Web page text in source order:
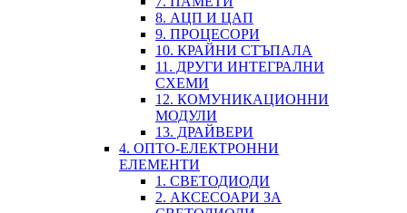
8. АЦП И ЦАП
9. ПРОЦЕСОРИ
10. КРАЙНИ СТЪПАЛА
11. ДРУГИ ИНТЕГРАЛНИ
СХЕМИ
12. КОМУНИКАЦИОННИ
МОДУЛИ
13. ДРАЙВЕРИ
4. ОПТО-ЕЛЕКТРОННИ
ЕЛЕМЕНТИ
1. СВЕТОДИОДИ
2. АКСЕСОАРИ ЗА